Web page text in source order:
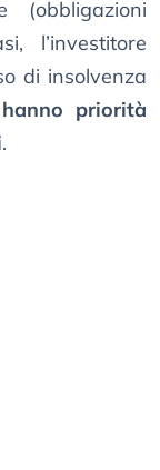
l’investitore
di insolvenza
priorità
.